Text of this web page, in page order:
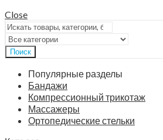
Close
Поиск
Популярные разделы
Бандажи
Компрессионный трикотаж
Массажеры
Ортопедические стельки